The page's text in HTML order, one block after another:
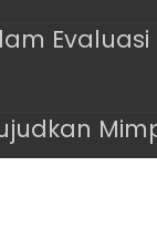
Evaluasi